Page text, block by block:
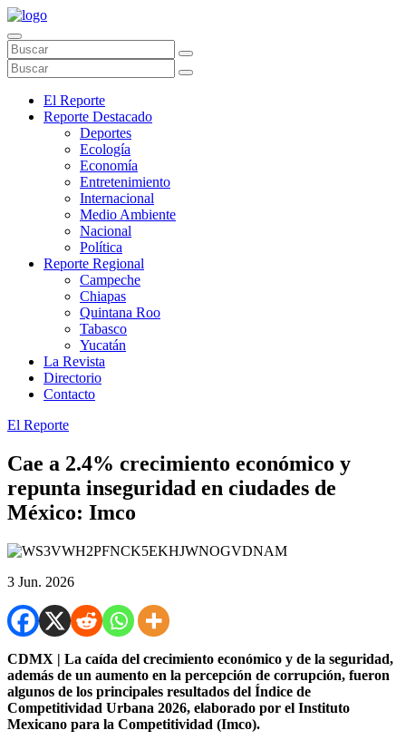
El Reporte
Reporte Destacado
Deportes
Ecología
Economía
Entretenimiento
Internacional
Medio Ambiente
Nacional
Política
Reporte Regional
Campeche
Chiapas
Quintana Roo
Tabasco
Yucatán
La Revista
Directorio
Contacto
El Reporte
Cae a 2.4% crecimiento económico y
repunta inseguridad en ciudades de
México: Imco
3 Jun. 2026
CDMX | La caída del crecimiento económico y de la seguridad,
además de un aumento en la percepción de corrupción, fueron
algunos de los principales resultados del Índice de
Competitividad Urbana 2026, elaborado por el Instituto
Mexicano para la Competitividad (Imco).